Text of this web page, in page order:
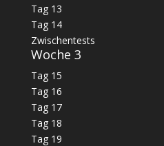
Tag 13
Tag 14
Zwischentests
Woche 3
Tag 15
Tag 16
Tag 17
Tag 18
Tag 19